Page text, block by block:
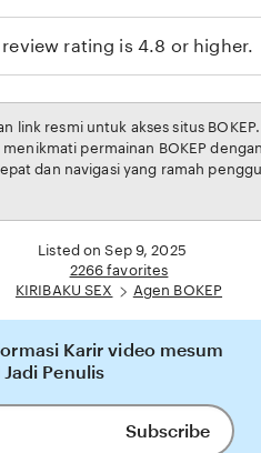
review rating is 4.8 or higher.
aman dan transparan,
Listed on Sep 9, 2025
2266 favorites
KIRIBAKU SEX
Agen BOKEP
Karir video mesum
Penulis
Subscribe